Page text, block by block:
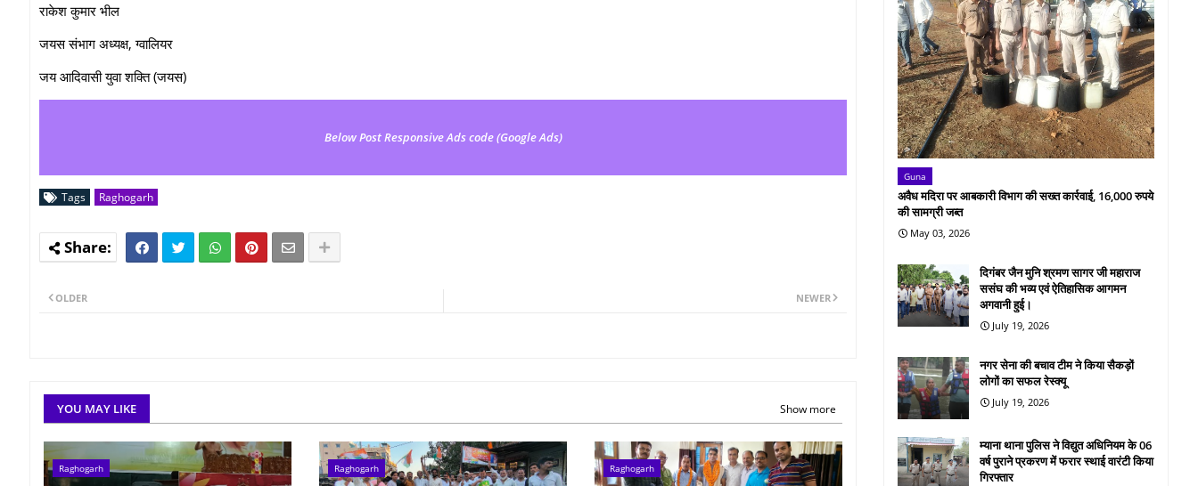
राकेश कुमार भील
जयस संभाग अध्यक्ष, ग्वालियर
जय आदिवासी युवा शक्ति (जयस)
Below Post Responsive Ads code (Google Ads)
Tags Raghogarh
NEWER
OLDER
YOU MAY LIKE Show more
Raghogarh Raghogarh Raghogarh
Guna
अवैध मदिरा पर आबकारी विभाग की सख्त कार्रवाई, 16,000 रुपये
की सामग्री जब्त
May 03, 2026
दिगंबर जैन मुनि श्रमण सागर जी महाराज
ससंघ की भव्य एवं ऐतिहासिक आगमन
अगवानी हुई।
July 19, 2026
नगर सेना की बचाव टीम ने किया सैकड़ों
लोगों का सफल रेस्क्यू
July 19, 2026
म्याना थाना पुलिस ने विद्युत अधिनियम के 06
वर्ष पुराने प्रकरण में फरार स्थाई वारंटी किया
गिरफ्तार